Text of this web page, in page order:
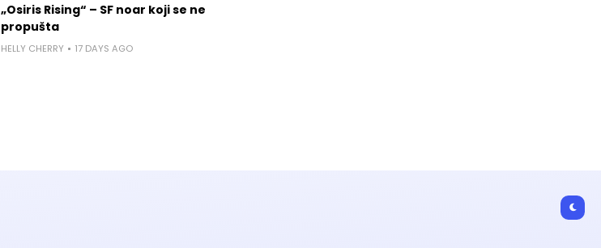
„Osiris Rising“ – SF noar koji se ne
propušta
HELLY CHERRY 17 DAYS AGO